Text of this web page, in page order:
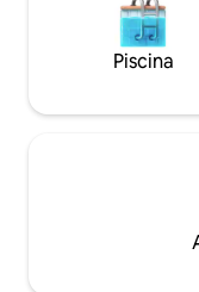
Piscina